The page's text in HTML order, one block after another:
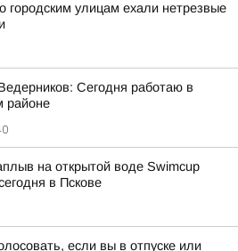
городским улицам ехали нетрезвые
Сегодня работаю в
районе
на открытой воде Swimcup
в Пскове
если вы в отпуске или